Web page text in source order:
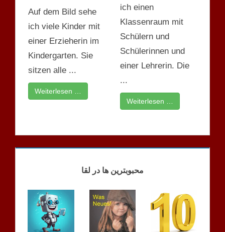
Auf dem Bild sehe
ich viele Kinder mit
einer Erzieherin im
Kindergarten. Sie
sitzen alle ...
Weiterlesen …
ich einen
Klassenraum mit
Schülern und
Schülerinnen und
einer Lehrerin. Die
...
Weiterlesen …
محبوبترین ها در لقا